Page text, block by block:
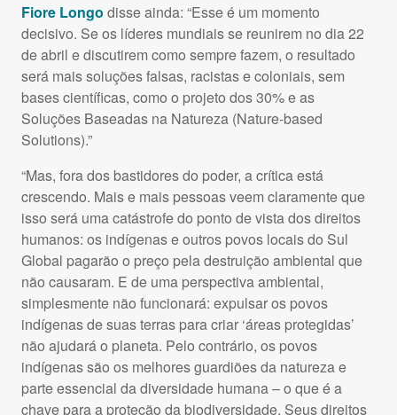
Fiore Longo disse ainda: “Esse é um momento
decisivo. Se os líderes mundiais se reunirem no dia 22
de abril e discutirem como sempre fazem, o resultado
será mais soluções falsas, racistas e coloniais, sem
bases científicas, como o projeto dos 30% e as
Soluções Baseadas na Natureza (Nature-based
Solutions).”
“Mas, fora dos bastidores do poder, a crítica está
crescendo. Mais e mais pessoas veem claramente que
isso será uma catástrofe do ponto de vista dos direitos
humanos: os indígenas e outros povos locais do Sul
Global pagarão o preço pela destruição ambiental que
não causaram. E de uma perspectiva ambiental,
simplesmente não funcionará: expulsar os povos
indígenas de suas terras para criar ‘áreas protegidas’
não ajudará o planeta. Pelo contrário, os povos
indígenas são os melhores guardiões da natureza e
parte essencial da diversidade humana – o que é a
chave para a proteção da biodiversidade. Seus direitos